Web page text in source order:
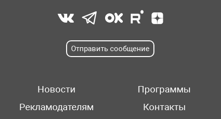
Отправить сообщение
Новости
Программы
Рекламодателям
Контакты